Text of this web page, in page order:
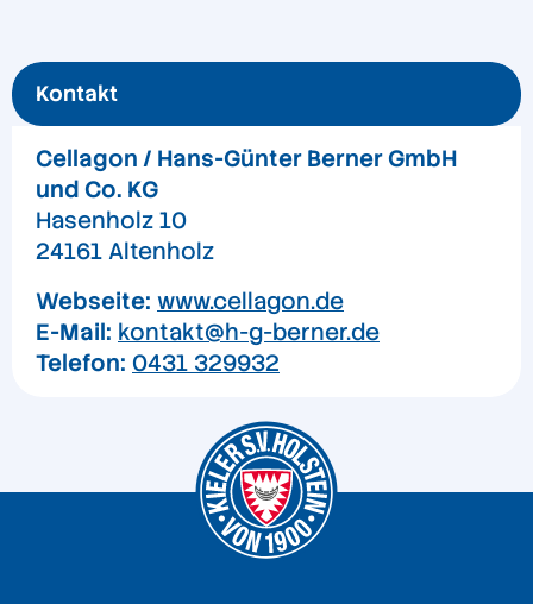
Kontakt
Cellagon / Hans-Günter Berner GmbH
und Co. KG
Hasenholz 10
24161 Altenholz
Webseite: www.cellagon.de
E-Mail: kontakt@h-g-berner.de
Telefon: 0431 329932